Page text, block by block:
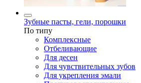
Зубные пасты, гели, порошки
По типу
Комплексные
Отбеливающие
Для десен
Для чувствительных зубов
Для укрепления эмали